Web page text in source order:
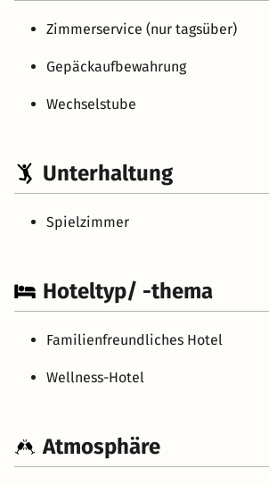
Zimmerservice (nur tagsüber)
Gepäckaufbewahrung
Wechselstube
Unterhaltung
Spielzimmer
Hoteltyp/ -thema
Familienfreundliches Hotel
Wellness-Hotel
Atmosphäre